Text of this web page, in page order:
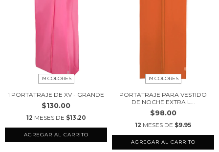
19 COLORES
1 PORTATRAJE DE XV - GRANDE
$130.00
12 MESES DE $13.20
AGREGAR AL CARRITO
19 COLORES
PORTATRAJE PARA VESTIDO
DE NOCHE EXTRA L...
$98.00
12 MESES DE $9.95
AGREGAR AL CARRITO